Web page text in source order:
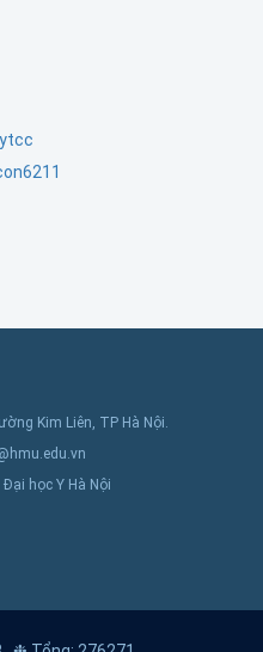
Kim Liên, TP Hà Nội.
học Y Hà Nội